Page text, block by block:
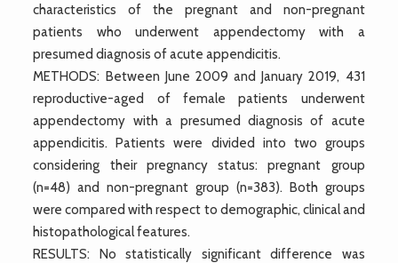
characteristics of the pregnant and non-pregnant
patients who underwent appendectomy with a
presumed diagnosis of acute appendicitis.
METHODS: Between June 2009 and January 2019, 431
reproductive-aged of female patients underwent
appendectomy with a presumed diagnosis of acute
appendicitis. Patients were divided into two groups
considering their pregnancy status: pregnant group
(n=48) and non-pregnant group (n=383). Both groups
were compared with respect to demographic, clinical and
histopathological features.
RESULTS: No statistically significant difference was